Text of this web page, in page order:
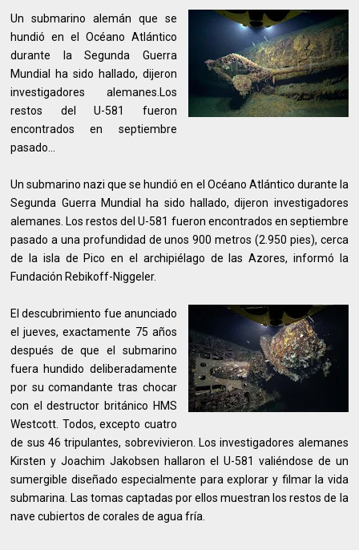
Un submarino alemán que se
hundió en el Océano Atlántico
durante la Segunda Guerra
Mundial ha sido hallado, dijeron
investigadores alemanes.Los
restos del U-581 fueron
encontrados en septiembre
pasado...
Un submarino nazi que se hundió en el Océano Atlántico durante la
Segunda Guerra Mundial ha sido hallado, dijeron investigadores
alemanes. Los restos del U-581 fueron encontrados en septiembre
pasado a una profundidad de unos 900 metros (2.950 pies), cerca
de la isla de Pico en el archipiélago de las Azores, informó la
Fundación Rebikoff-Niggeler.
El descubrimiento fue anunciado
el jueves, exactamente 75 años
después de que el submarino
fuera hundido deliberadamente
por su comandante tras chocar
con el destructor británico HMS
Westcott. Todos, excepto cuatro
de sus 46 tripulantes, sobrevivieron. Los investigadores alemanes
Kirsten y Joachim Jakobsen hallaron el U-581 valiéndose de un
sumergible diseñado especialmente para explorar y filmar la vida
submarina. Las tomas captadas por ellos muestran los restos de la
nave cubiertos de corales de agua fría.